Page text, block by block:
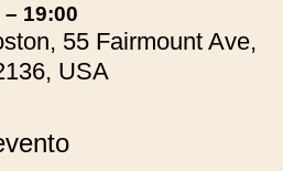
19:00
55 Fairmount Ave,
USA